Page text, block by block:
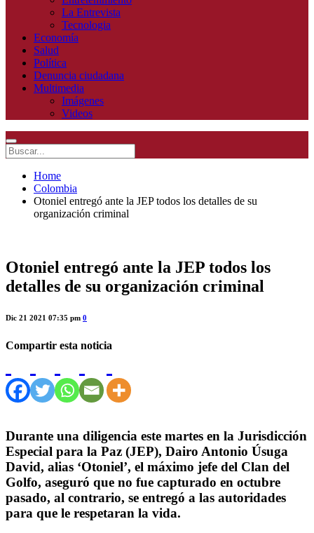
La Entrevista
Tecnologia
Economía
Salud
Política
Denuncia ciudadana
Multimedia
Imágenes
Videos
Home
Colombia
Otoniel entregó ante la JEP todos los detalles de su
organización criminal
Otoniel entregó ante la JEP todos los
detalles de su organización criminal
Dic 21 2021 07:35 pm 0
Compartir esta noticia
Durante una diligencia este martes en la Jurisdicción
Especial para la Paz (JEP), Dairo Antonio Úsuga
David, alias ‘Otoniel’, el máximo jefe del Clan del
Golfo, aseguró que no fue capturado en octubre
pasado, al contrario, se entregó a las autoridades
para que le respetaran la vida.